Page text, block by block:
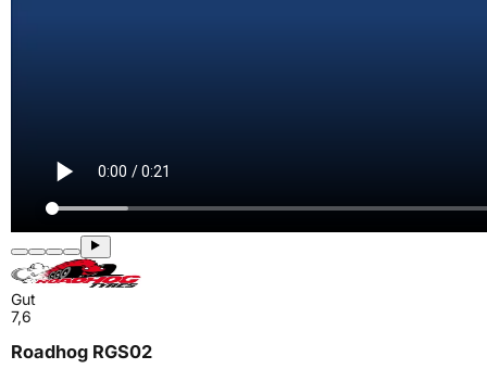
Gut
7,6
Roadhog RGS02